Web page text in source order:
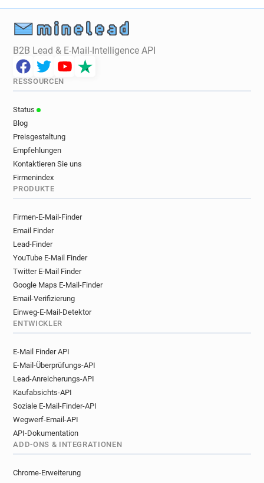
t**********@revolution-bars.co.uk
j******@revolution-bars.co.uk
g*********@revolution-bars.co.uk
v*********@revolution-bars.co.uk
j*******@revolution-bars.co.uk
w********@revolution-bars.co.uk
l**********@revolution-bars.co.uk
h***********@revolution-bars.co.uk
r******@revolution-bars.co.uk
s******@revolution-bars.co.uk
s******@revolution-bars.co.uk
f*********@revolution-bars.co.uk
m******@revolution-bars.co.uk
v********@revolution-bars.co.uk
o******@revolution-bars.co.uk
b***********@revolution-bars.co.uk
f*****@revolution-bars.co.uk
g************@revolution-bars.co.uk
j********@revolution-bars.co.uk
u*******@revolution-bars.co.uk
d********@revolution-bars.co.uk
u*********@revolution-bars.co.uk
B2B Lead & E-Mail-Intelligence API
RESSOURCEN
Status
Blog
Preisgestaltung
Empfehlungen
Kontaktieren Sie uns
Firmenindex
PRODUKTE
Firmen-E-Mail-Finder
Email Finder
Lead-Finder
YouTube E-Mail Finder
Twitter E-Mail Finder
Google Maps E-Mail-Finder
Email-Verifizierung
Einweg-E-Mail-Detektor
ENTWICKLER
E-Mail Finder API
E-Mail-Überprüfungs-API
Lead-Anreicherungs-API
Kaufabsichts-API
Soziale E-Mail-Finder-API
Wegwerf-Email-API
API-Dokumentation
ADD-ONS & INTEGRATIONEN
Chrome-Erweiterung